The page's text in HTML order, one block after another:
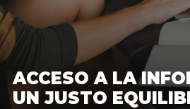
ACCESO A LA
UN JUSTO